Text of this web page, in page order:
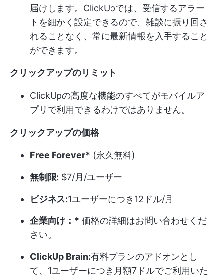
届けします。ClickUpでは、受信するアラー
トを細かく設定できるので、雑談に振り回さ
れることなく、常に最新情報を入手すること
ができます。
クリックアップのリミット
ClickUpの高度な機能のすべてがモバイルア
プリで利用できるわけではありません。
クリックアップの価格
Free Forever* (永久無料)
無制限: $7/月/ユーザー
ビジネス:1ユーザーにつき12ドル/月
企業向け：* 価格の詳細はお問い合わせくだ
さい。
ClickUp Brain:有料プランのアドオンとし
て、1ユーザーにつき月額7ドルでご利用いた